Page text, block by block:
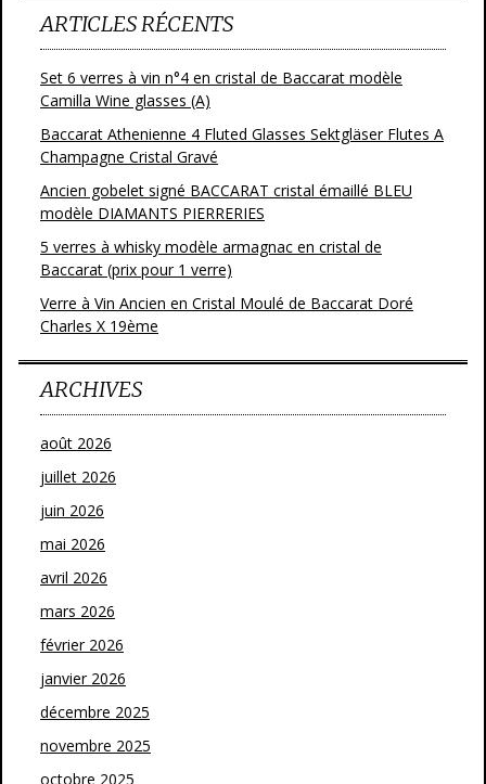
ARTICLES RÉCENTS
Set 6 verres à vin n°4 en cristal de Baccarat modèle
Camilla Wine glasses (A)
Baccarat Athenienne 4 Fluted Glasses Sektgläser Flutes A
Champagne Cristal Gravé
Ancien gobelet signé BACCARAT cristal émaillé BLEU
modèle DIAMANTS PIERRERIES
5 verres à whisky modèle armagnac en cristal de
Baccarat (prix pour 1 verre)
Verre à Vin Ancien en Cristal Moulé de Baccarat Doré
Charles X 19ème
ARCHIVES
août 2026
juillet 2026
juin 2026
mai 2026
avril 2026
mars 2026
février 2026
janvier 2026
décembre 2025
novembre 2025
octobre 2025